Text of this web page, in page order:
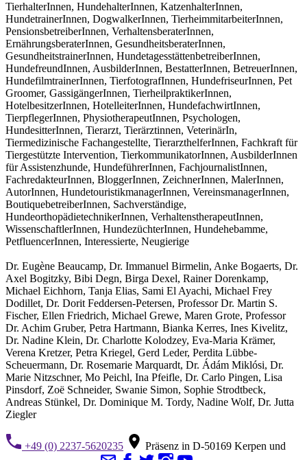
TierhalterInnen, HundehalterInnen, KatzenhalterInnen,
HundetrainerInnen, DogwalkerInnen, TierheimmitarbeiterInnen,
PensionsbetreiberInnen, VerhaltensberaterInnen,
ErnährungsberaterInnen, GesundheitsberaterInnen,
GesundheitstrainerInnen, HundetagesstättenbetreiberInnen,
HundefreundInnen, AusbilderInnen, BestatterInnen, BetreuerInnen,
HundefilmtrainerInnen, TierfotografInnen, HundefriseurInnen, Pet
Groomer, GassigängerInnen, TierheilpraktikerInnen,
HotelbesitzerInnen, HotelleiterInnen, HundefachwirtInnen,
TierpflegerInnen, PhysiotherapeutInnen, Psychologen,
HundesitterInnen, Tierarzt, Tierärztinnen, VeterinärIn,
Tiermedizinische Fachangestellte, TierarzthelferInnen, Fachkraft für
Tiergestützte Intervention, TierkommunikatorInnen, AusbilderInnen
für Assistenzhunde, HundeführerInnen, FachjournalistInnen,
FachredakteurInnen, BloggerInnen, ZeichnerInnen, MalerInnen,
AutorInnen, HundetouristikmanagerInnen, VereinsmanagerInnen,
BoutiquebetreiberInnen, Sachverständige,
HundeorthopädietechnikerInnen, VerhaltenstherapeutInnen,
WissenschaftlerInnen, HundezüchterInnen, Hundehebamme,
PetfluencerInnen, Interessierte, Neugierige
Dr. Eugène Beaucamp, Dr. Immanuel Birmelin, Anke Bogaerts, Dr.
Axel Bogitzky, Bibi Degn, Birga Dexel, Rainer Dorenkamp,
Michael Eichhorn, Tanja Elias, Sami El Ayachi, Michael Frey
Dodillet, Dr. Dorit Feddersen-Petersen, Professor Dr. Martin S.
Fischer, Ellen Friedrich, Michael Grewe, Maren Grote, Professor
Dr. Achim Gruber, Petra Hartmann, Bianka Kerres, Ines Kivelitz,
Dr. Nadine Klein, Dr. Charlotte Kolodzey, Eva-Maria Krämer,
Verena Kretzer, Petra Kriegel, Gerd Leder, Perdita Lübbe-
Scheuermann, Dr. Rosemarie Marquardt, Dr. Ádám Miklósi, Dr.
Marie Nitzschner, Mo Peichl, Ina Pfeifle, Dr. Carlo Pingen, Lisa
Pinsdorf, Zoë Schneider, Swanie Simon, Sophie Strodtbeck,
Andreas Stünkel, Dr. Dominique M. Tordy, Nadine Wolf, Dr. Jutta
Ziegler
+49 (0) 2237-5620235
Präsenz in D-50169 Kerpen und